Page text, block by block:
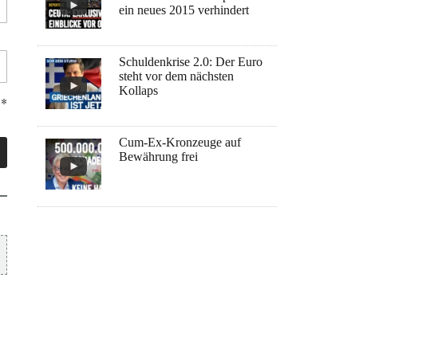
ein neues 2015 verhindert
Schuldenkrise 2.0: Der Euro
steht vor dem nächsten
Kollaps
Cum-Ex-Kronzeuge auf
Bewährung frei